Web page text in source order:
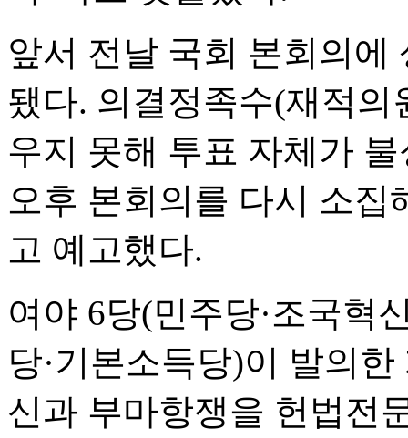
앞서 전날 국회 본회의에
됐다. 의결정족수(재적의
우지 못해 투표 자체가
오후 본회의를 다시 소
고 예고했다.
여야 6당(민주당·조국혁
당·기본소득당)이 발의
신과 부마항쟁을 헌법전